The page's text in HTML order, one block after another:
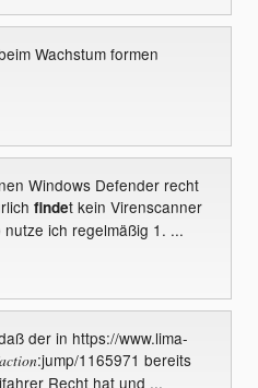
Wachstum formen
Windows Defender recht
findet kein Virenscanner
ich regelmäßig 1. ...
der in https://www.lima-
:jump/1165971 bereits
Recht hat und ...